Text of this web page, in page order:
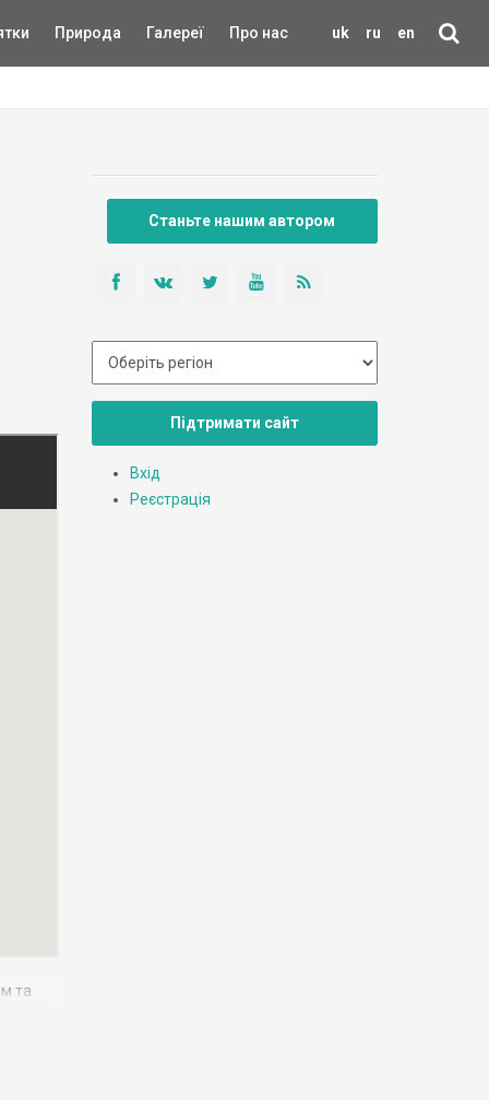
uk ru en
Природа Галереї Про нас
та
Станьте нашим автором
Підтримати сайт
Вхід
Реєстрація